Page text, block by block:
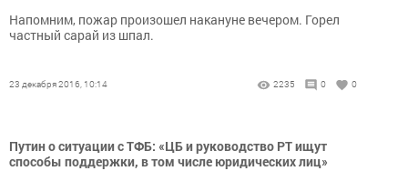
Напомним, пожар произошел накануне вечером. Горел
частный сарай из шпал.
23 декабря 2016, 10:14 2235 0 0
Путин о ситуации с ТФБ: «ЦБ и руководство РТ ищут
способы поддержки, в том числе юридических лиц»